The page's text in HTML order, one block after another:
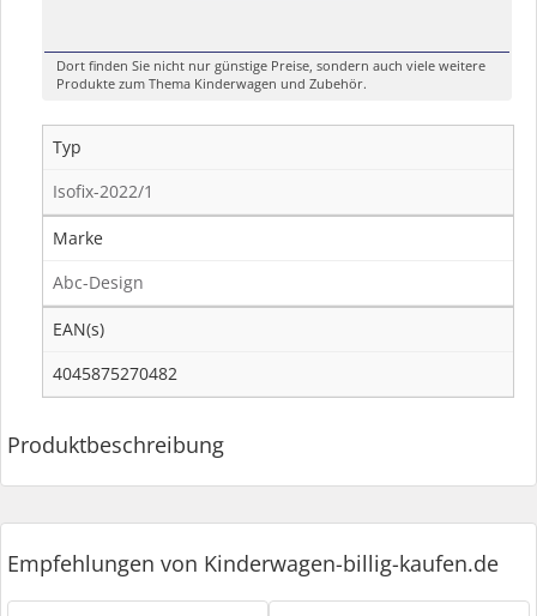
Dort finden Sie nicht nur günstige Preise, sondern auch viele weitere
Produkte zum Thema Kinderwagen und Zubehör.
Typ
Isofix-2022/1
Marke
Abc-Design
EAN(s)
4045875270482
Produktbeschreibung
Empfehlungen von Kinderwagen-billig-kaufen.de